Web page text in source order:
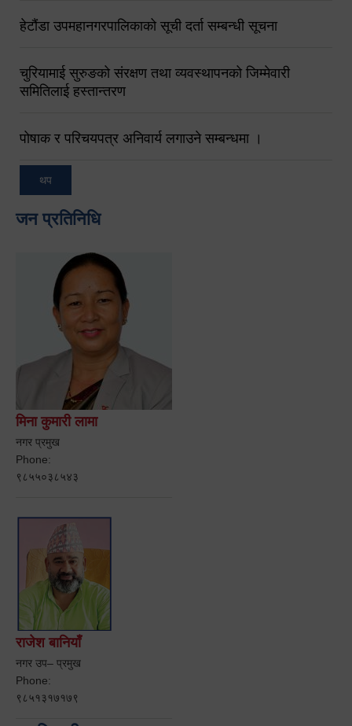
हेटौंडा उपमहानगरपालिकाको सूची दर्ता सम्बन्धी सूचना
चुरियामाई सुरुङको संरक्षण तथा व्यवस्थापनको जिम्मेवारी
समितिलाई हस्तान्तरण
पोषाक र परिचयपत्र अनिवार्य लगाउने सम्बन्धमा ।
थप
जन प्रतिनिधि
मिना कुमारी लामा
नगर प्रमुख
Phone:
९८५५०३८५४३
राजेश बानियाँ
नगर उप– प्रमुख
Phone:
९८५१३१७१७९